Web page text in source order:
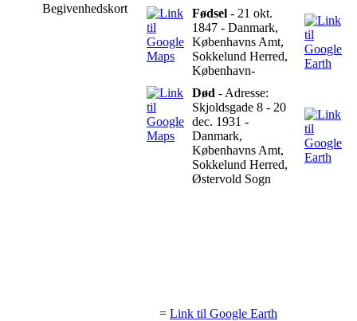
Begivenhedskort Fødsel - 21 okt.
1847 - Danmark,
Københavns Amt,
Sokkelund Herred,
København-
Død - Adresse:
Skjoldsgade 8 - 20
dec. 1931 -
Danmark,
Københavns Amt,
Sokkelund Herred,
Østervold Sogn
= Link til Google Earth